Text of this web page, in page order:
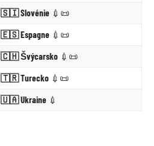
🇸🇮 Slovénie 💉📜
🇪🇸 Espagne 💉📜
🇨🇭 Švýcarsko 💉📜
🇹🇷 Turecko 💉📜
🇺🇦 Ukraine 💉